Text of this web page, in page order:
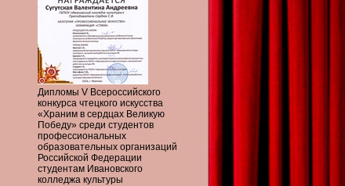
Дипломы V Всероссийского
конкурса чтецкого искусства
«Храним в сердцах Великую
Победу» среди студентов
профессиональных
образовательных организаций
Российской Федерации
студентам Ивановского
колледжа культуры